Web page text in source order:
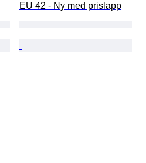
EU 42 - Ny med prislapp